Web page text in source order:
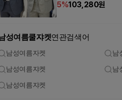
5%103,280원
성여름쿨쟈켓연관검색어
남성여름자켓 남
남성여름쟈켓 남
남성여름쟈켓